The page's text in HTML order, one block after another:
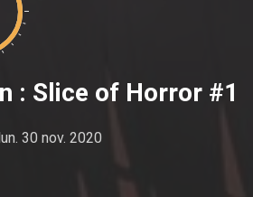
: Slice of Horror #1
30 nov. 2020